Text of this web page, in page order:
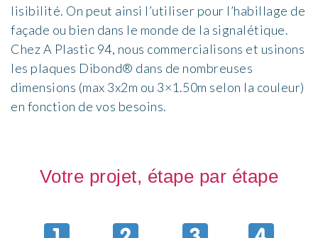
lisibilité. On peut ainsi l’utiliser pour l’habillage de
façade ou bien dans le monde de la signalétique.
ChezA Plastic 94, nous commercialisons et usinons
les plaques Dibond® dans de nombreuses
dimensions (max 3x2m ou 3×1.50m selon la couleur)
en fonction de vos besoins.
Votre projet, étape par étape